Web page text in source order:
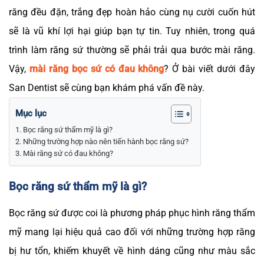
răng đều đặn, trắng đẹp hoàn hảo cùng nụ cười cuốn hút
sẽ là vũ khí lợi hại giúp bạn tự tin. Tuy nhiên, trong quá
trình làm răng sứ thường sẽ phải trải qua bước mài răng.
Vậy, mài răng bọc sứ có đau không? Ở bài viết dưới đây
San Dentist sẽ cùng bạn khám phá vấn đề này.
Mục lục
Bọc răng sứ thẩm mỹ là gì?
Những trường hợp nào nên tiến hành bọc răng sứ?
Mài răng sứ có đau không?
Bọc răng sứ thẩm mỹ là gì?
Bọc răng sứ được coi là phương pháp phục hình răng thẩm
mỹ mang lại hiệu quả cao đối với những trường hợp răng
bị hư tổn, khiếm khuyết về hình dáng cũng như màu sắc